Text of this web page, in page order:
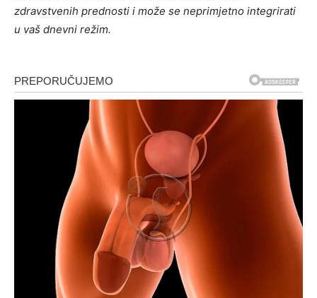
zdravstvenih prednosti i može se neprimjetno integrirati
u vaš dnevni režim.